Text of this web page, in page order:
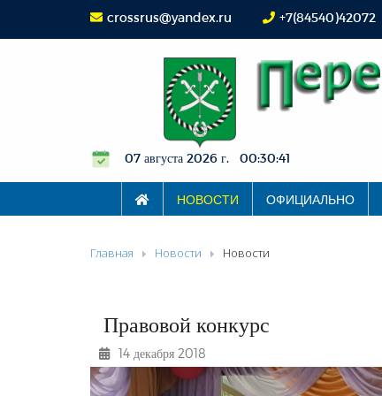
crossrus@yandex.ru +7(84540)42072
07 августа 2026 г. 00:30:42
НОВОСТИ ОФИЦИАЛЬНО
Главная Новости Новости
Правовой конкурс
14 декабря 2018